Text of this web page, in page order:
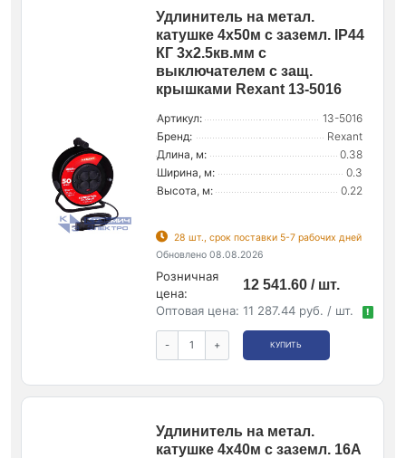
Удлинитель на метал.
катушке 4х50м с заземл. IP44
КГ 3х2.5кв.мм с
выключателем с защ.
крышками Rexant 13-5016
Артикул:
13-5016
Бренд:
Rexant
Длина, м:
0.38
Ширина, м:
0.3
Высота, м:
0.22
28 шт., срок поставки 5-7 рабочих дней
Обновлено 08.08.2026
Розничная
цена:
12 541.60 / шт.
Оптовая цена: 11 287.44 руб. / шт. !
- + КУПИТЬ
Удлинитель на метал.
катушке 4х40м с заземл. 16А